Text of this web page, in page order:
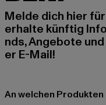
Melde dich hier
erhalte künftig
nds, Angebote
er E-Mail!
An welchen